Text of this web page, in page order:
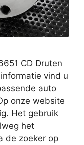
CD Druten
vind u
auto
onze website
Het gebruik
het
de zoeker op